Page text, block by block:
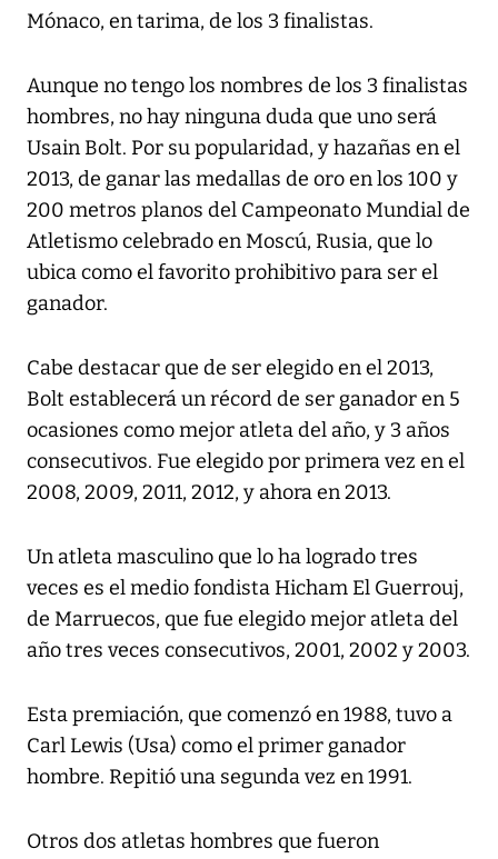
Mónaco, en tarima, de los 3 finalistas.
Aunque no tengo los nombres de los 3 finalistas
hombres, no hay ninguna duda que uno será
Usain Bolt. Por su popularidad, y hazañas en el
2013, de ganar las medallas de oro en los 100 y
200 metros planos del Campeonato Mundial de
Atletismo celebrado en Moscú, Rusia, que lo
ubica como el favorito prohibitivo para ser el
ganador.
Cabe destacar que de ser elegido en el 2013,
Bolt establecerá un récord de ser ganador en 5
ocasiones como mejor atleta del año, y 3 años
consecutivos. Fue elegido por primera vez en el
2008, 2009, 2011, 2012, y ahora en 2013.
Un atleta masculino que lo ha logrado tres
veces es el medio fondista Hicham El Guerrouj,
de Marruecos, que fue elegido mejor atleta del
año tres veces consecutivos, 2001, 2002 y 2003.
Esta premiación, que comenzó en 1988, tuvo a
Carl Lewis (Usa) como el primer ganador
hombre. Repitió una segunda vez en 1991.
Otros dos atletas hombres que fueron